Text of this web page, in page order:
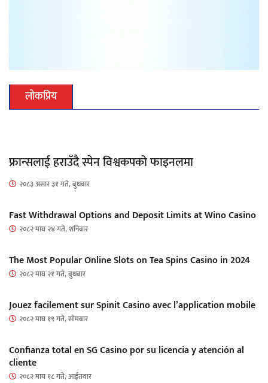
लोकप्रिय
फ्रान्सलाई हराउँदै स्पेन विश्वकपको फाइनलमा
२०८३ असार ३१ गते, बुधबार
Fast Withdrawal Options and Deposit Limits at Wino Casino
२०८२ माघ २४ गते, शनिबार
The Most Popular Online Slots on Tea Spins Casino in 2024
२०८२ माघ २१ गते, बुधबार
Jouez facilement sur Spinit Casino avec l’application mobile
२०८२ माघ १९ गते, सोमबार
Confianza total en SG Casino por su licencia y atención al
cliente
२०८२ माघ १८ गते, आईतवार